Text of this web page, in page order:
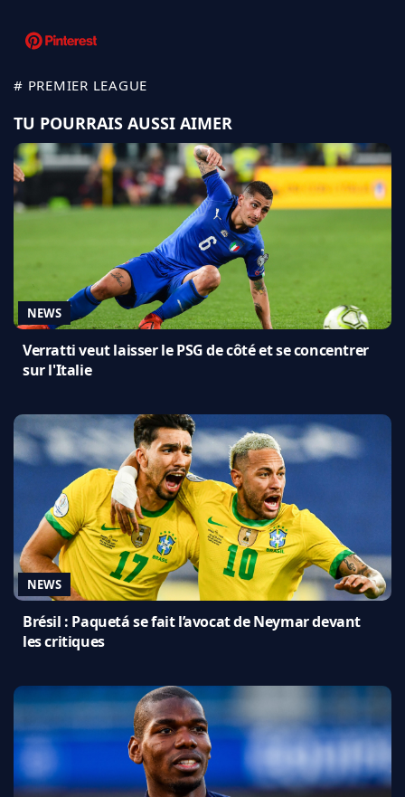
# PREMIER LEAGUE
TU POURRAIS AUSSI AIMER
NEWS
Verratti veut laisser le PSG de côté et se concentrer
sur l'Italie
NEWS
Brésil : Paquetá se fait l’avocat de Neymar devant
les critiques